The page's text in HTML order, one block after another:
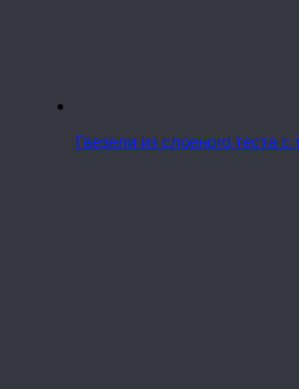
Гвезели из слоеного теста